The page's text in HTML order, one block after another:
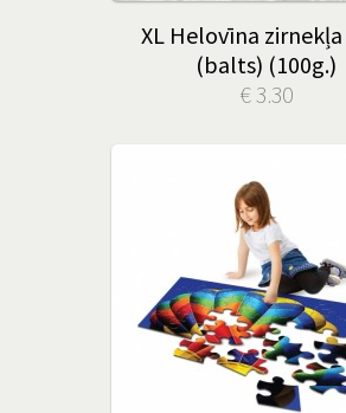
XL Helovīna
(balts) (100g.)
€ 3.30